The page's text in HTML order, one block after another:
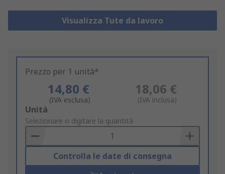
Visualizza Tute da lavoro
Prezzo per 1 unità*
14,80 €
(IVA esclusa)
18,06 €
(IVA inclusa)
Add
to
Basket
Unità
Selezionare o digitare la quantità
Controlla le date di consegna